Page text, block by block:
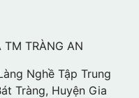
TM TRÀNG AN
Nghề Tập Trung
Tràng, Huyện Gia